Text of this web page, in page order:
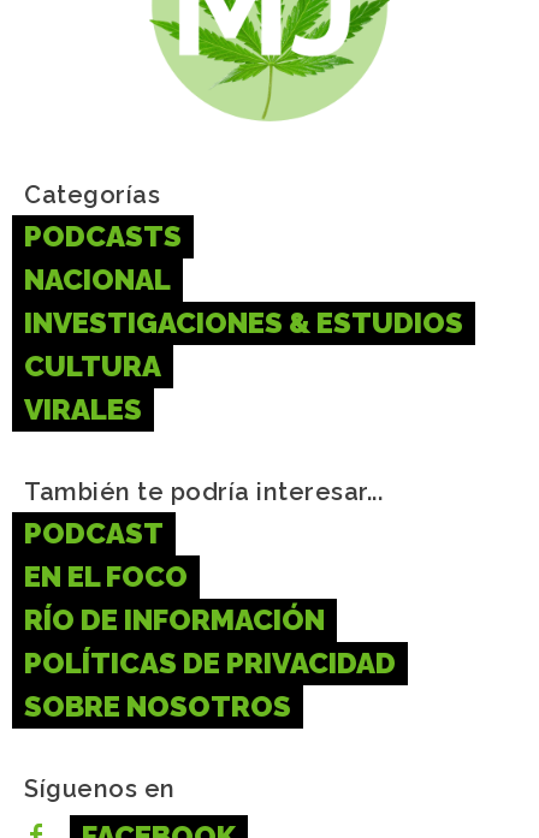
Categorías
PODCASTS
NACIONAL
INVESTIGACIONES & ESTUDIOS
CULTURA
VIRALES
También te podría interesar...
PODCAST
EN EL FOCO
RÍO DE INFORMACIÓN
POLÍTICAS DE PRIVACIDAD
SOBRE NOSOTROS
Síguenos en